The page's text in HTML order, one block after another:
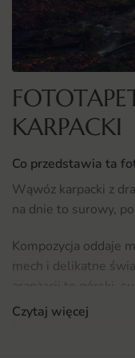
KARPACKI
Co przedstawia ta
Wąwóz karpacki z
na dnie to surowy,
Kompozycja oddaje
mech i delikatne
barwach takich jak
Czytaj więcej